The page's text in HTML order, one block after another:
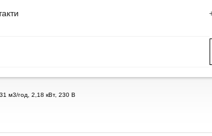
м3/год, 2,18 кВт, 230 В